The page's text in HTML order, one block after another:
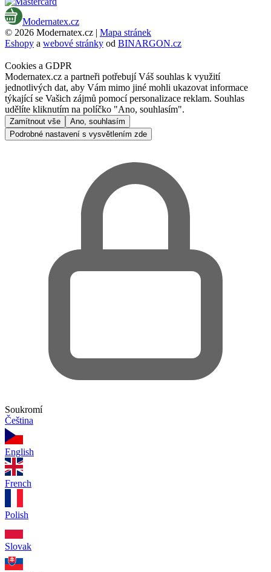
Modernatex.cz
© 2026 Modernatex.cz | Mapa stránek
Eshopy a webové stránky od BINARGON.cz
Cookies a GDPR
Modernatex.cz a partneři potřebují Váš souhlas k využití
jednotlivých dat, aby Vám mimo jiné mohli ukazovat informace
týkající se Vašich zájmů pomocí personalizace reklam. Souhlas
udělíte kliknutím na políčko "Ano, souhlasím".
Zamítnout vše
Ano, souhlasím
Podrobné nastavení s vysvětlením zde
Soukromí
Čeština
English
French
Polish
Slovak